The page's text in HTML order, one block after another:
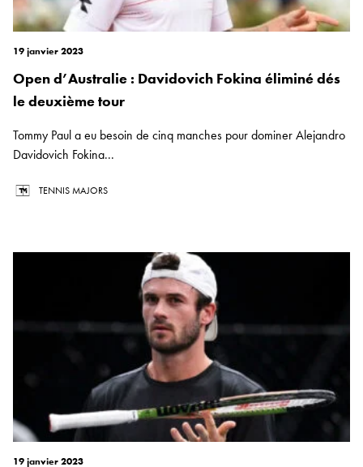
19 janvier 2023
Open d’Australie : Davidovich Fokina éliminé dés
le deuxième tour
Tommy Paul a eu besoin de cinq manches pour dominer Alejandro
Davidovich Fokina...
TENNIS MAJORS
19 janvier 2023